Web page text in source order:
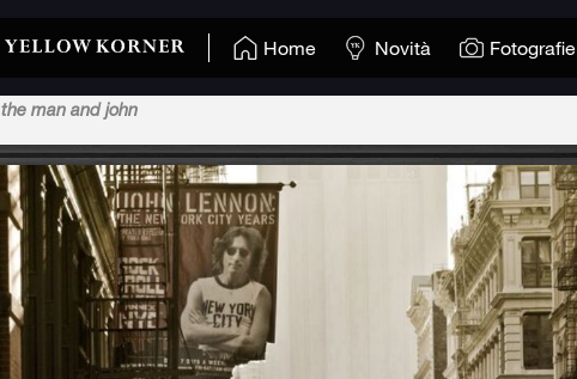
Home Novità Fotografie
the man and john